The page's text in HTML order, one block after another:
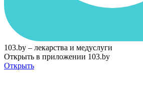
103.by – лекарства и медуслуги
Открыть в приложении 103.by
Открыть